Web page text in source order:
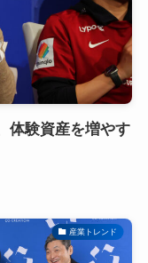
体験資産を増やす
産業トレンド